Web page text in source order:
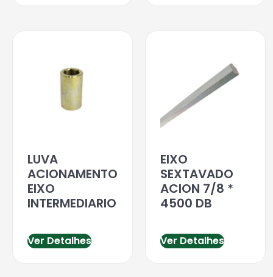
LUVA
ACIONAMENTO
EIXO
INTERMEDIARIO
Ver Detalhes
EIXO
SEXTAVADO
ACION 7/8 *
4500 DB
Ver Detalhes